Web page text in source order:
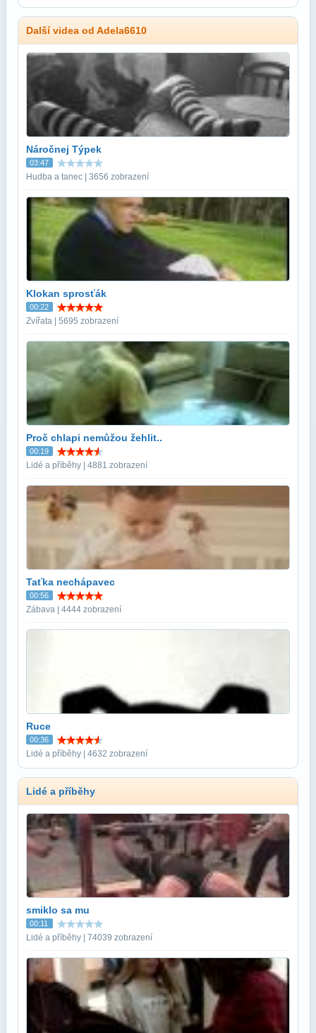
Další videa od Adela6610
Náročnej Týpek
03:47
Hudba a tanec | 3656 zobrazení
Klokan sprosťák
00:22
Zvířata | 5695 zobrazení
Proč chlapi nemůžou žehlit..
00:19
Lidé a příběhy | 4881 zobrazení
Taťka nechápavec
00:56
Zábava | 4444 zobrazení
Ruce
00:36
Lidé a příběhy | 4632 zobrazení
Lidé a příběhy
smiklo sa mu
00:11
Lidé a příběhy | 74039 zobrazení